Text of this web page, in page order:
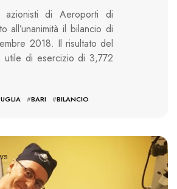
azionisti di Aeroporti di
all’unanimità il bilancio di
2018. Il risultato del
utile di esercizio di 3,772
#BARI #BILANCIO